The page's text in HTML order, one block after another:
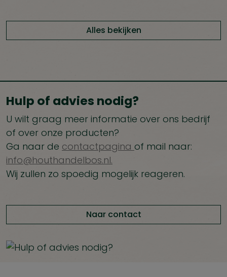
Alles bekijken
Hulp of advies nodig?
U wilt graag meer informatie over ons bedrijf
of over onze producten?
Ga naar de contactpagina of mail naar:
info@houthandelbos.nl.
Wij zullen zo spoedig mogelijk reageren.
Naar contact